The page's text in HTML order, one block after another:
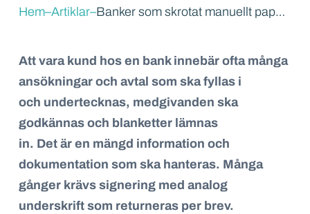
Hem–Artiklar– Banker som skrotat manuellt pappersarbete – så blev effekterna
Att vara kund hos en bank innebär ofta många
ansökningar och avtal som ska fyllas i
och undertecknas, medgivanden ska
godkännas och blanketter lämnas
in. Det är en mängd information och
dokumentation som ska hanteras. Många
gånger krävs signering med analog
underskrift som returneras per brev.